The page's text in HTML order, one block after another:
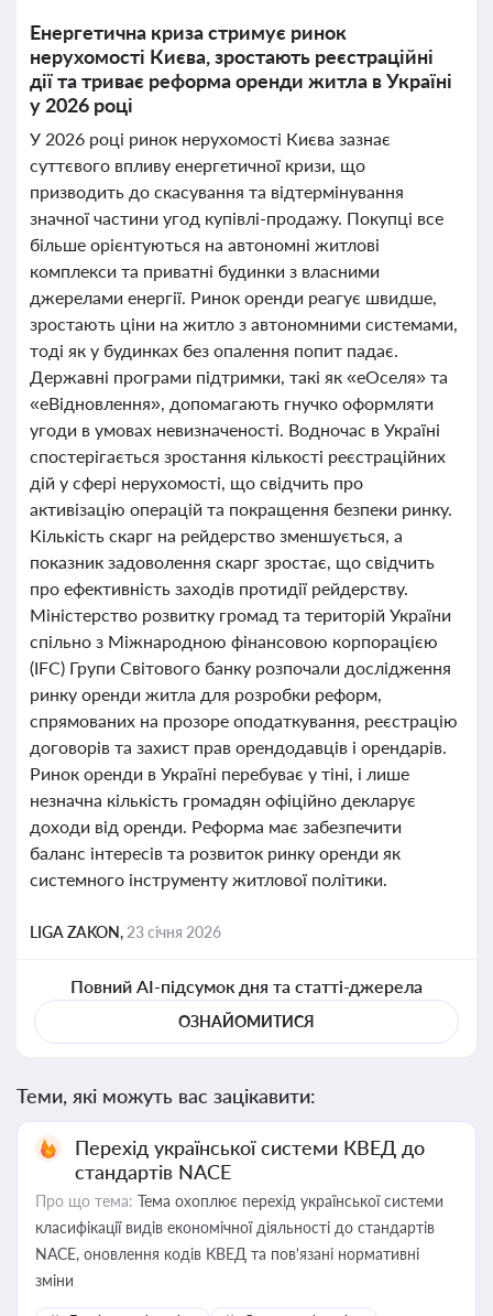
Енергетична криза стримує ринок
нерухомості Києва, зростають реєстраційні
дії та триває реформа оренди житла в Україні
у 2026 році
У 2026 році ринок нерухомості Києва зазнає
суттєвого впливу енергетичної кризи, що
призводить до скасування та відтермінування
значної частини угод купівлі-продажу. Покупці все
більше орієнтуються на автономні житлові
комплекси та приватні будинки з власними
джерелами енергії. Ринок оренди реагує швидше,
зростають ціни на житло з автономними системами,
тоді як у будинках без опалення попит падає.
Державні програми підтримки, такі як «еОселя» та
«еВідновлення», допомагають гнучко оформляти
угоди в умовах невизначеності. Водночас в Україні
спостерігається зростання кількості реєстраційних
дій у сфері нерухомості, що свідчить про
активізацію операцій та покращення безпеки ринку.
Кількість скарг на рейдерство зменшується, а
показник задоволення скарг зростає, що свідчить
про ефективність заходів протидії рейдерству.
Міністерство розвитку громад та територій України
спільно з Міжнародною фінансовою корпорацією
(IFC) Групи Світового банку розпочали дослідження
ринку оренди житла для розробки реформ,
спрямованих на прозоре оподаткування, реєстрацію
договорів та захист прав орендодавців і орендарів.
Ринок оренди в Україні перебуває у тіні, і лише
незначна кількість громадян офіційно декларує
доходи від оренди. Реформа має забезпечити
баланс інтересів та розвиток ринку оренди як
системного інструменту житлової політики.
LIGA ZAKON, 23 січня 2026
Повний AI-підсумок дня та статті-джерела
ОЗНАЙОМИТИСЯ
Теми, які можуть вас зацікавити:
Перехід української системи КВЕД до
стандартів NACE
Про що тема: Тема охоплює перехід української системи
класифікації видів економічної діяльності до стандартів
NACE, оновлення кодів КВЕД та пов'язані нормативні
зміни